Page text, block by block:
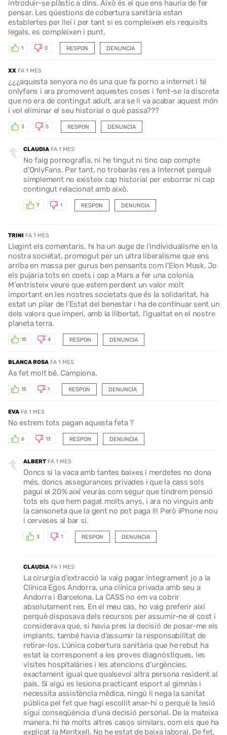
introduir-se plàstic a dins. Això és el que ens hauria de fer
pensar. Les qüestions de cobertura sanitària estan
establertes per llei i per tant si es compleixen els requisits
legals, es compleixen i punt.
RESPON
1 0 DENUNCIA
XX FA 1 MES
¿¿¿aquesta senyora no és una que fa porno a internet i té
onlyfans i ara promovent aquestes coses i fent-se la discreta
que no era de contingut adult, ara se li va acabar aquest món
i vol eliminar el seu historial o què passa???
RESPON
3 5 DENUNCIA
CLAUDIA FA 1 MES
No faig pornografia, ni he tingut ni tinc cap compte
d’OnlyFans. Per tant, no trobaràs res a Internet perquè
simplement no existeix cap historial per esborrar ni cap
contingut relacionat amb això.
RESPON
7 1 DENUNCIA
TRINI FA 1 MES
Llegint els comentaris, hi ha un auge de l'individualisme en la
nostra societat, promogut per un ultra liberalisme que ens
arriba en massa per gurus ben pensants com l'Elon Musk. Jo
els pujaria tots en coets i cap a Mars a fer una colonia.
M'entristeix veure que estem perdent un valor molt
important en les nostres societats que és la solidaritat, ha
estat un pilar de l'Estat del benestar i ha de continuar sent un
dels valors que imperi, amb la llibertat, l'igualtat en el nostre
planeta terra.
RESPON
15 4 DENUNCIA
BLANCA ROSA FA 1 MES
As fet molt bé. Campiona.
RESPON
15 1 DENUNCIA
EVA FA 1 MES
No estrem tots pagan aquesta feta ?
RESPON
6 13 DENUNCIA
ALBERT FA 1 MES
Doncs si la vaca amb tantes baixes i merdetes no dona
més, doncs assegurances privades i que la cass sols
pagui el 20% així veuràs com segur que tindrem pensió
tots els que hem pagat molts anys, i ara no vinguis anb
la cansoneta que la gent no pot paga !!! Però iPhone nou
i cerveses al bar si.
RESPON
3 1 DENUNCIA
CLAUDIA FA 1 MES
La cirurgia d’extracció la vaig pagar íntegrament jo a la
Clínica Egos Andorra, una clínica privada amb seu a
Andorra i Barcelona. La CASS no em va cobrir
absolutament res. En el meu cas, ho vaig preferir així
perquè disposava dels recursos per assumir-ne el cost i
considerava que, si havia pres la decisió de posar-me els
implants, també havia d’assumir la responsabilitat de
retirar-los. L’única cobertura sanitària que he rebut ha
estat la corresponent a les proves diagnòstiques, les
visites hospitalàries i les atencions d’urgències,
exactament igual que qualsevol altra persona resident al
país. Si algú es lesiona practicant esport al gimnàs i
necessita assistència mèdica, ningú li nega la sanitat
pública pel fet que hagi escollit anar-hi o perquè la lesió
sigui conseqüència d’una decisió personal. De la mateixa
manera, hi ha molts altres casos similars, com els que ha
explicat la Meritxell. No he estat de baixa laboral. De fet,